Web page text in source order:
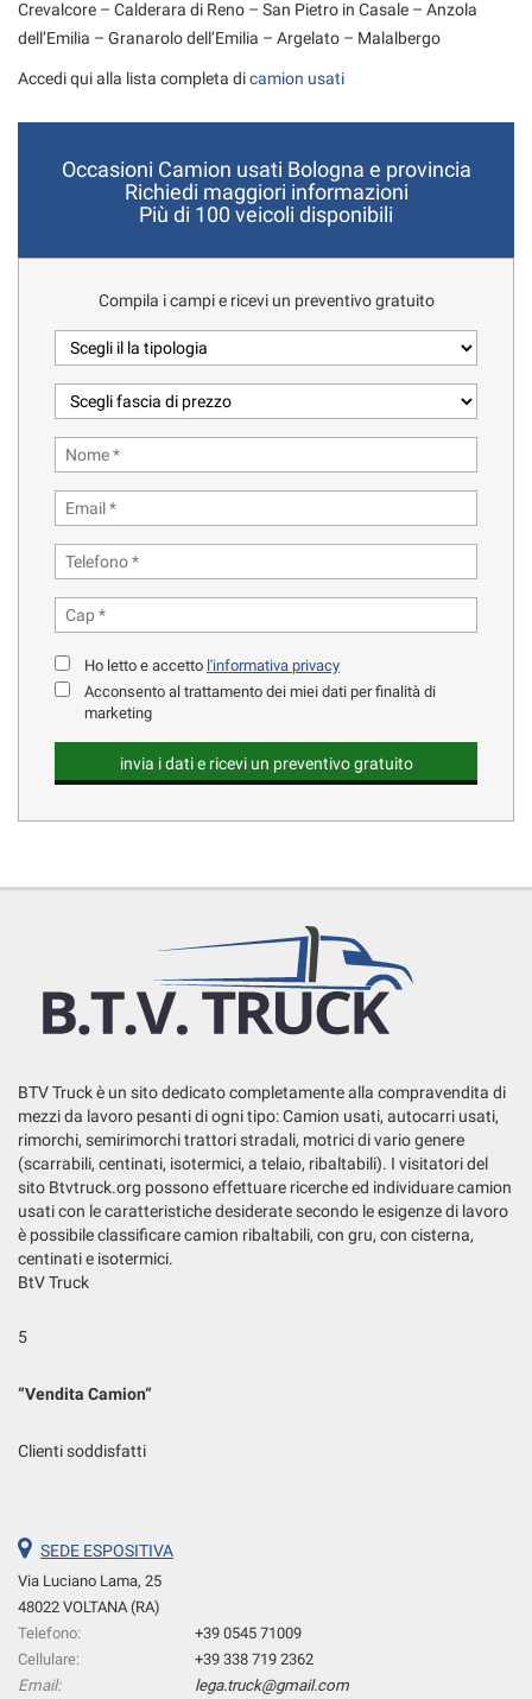
Crevalcore – Calderara di Reno – San Pietro in Casale – Anzola
dell’Emilia – Granarolo dell’Emilia – Argelato – Malalbergo
Accedi qui alla lista completa dicamion usati
Occasioni Camion usati Bologna e provincia
Richiedi maggiori informazioni
Più di 100 veicoli disponibili
Compila i campi e ricevi un preventivo gratuito
Ho letto e accetto l'informativa privacy
Acconsento al trattamento dei miei dati per finalità di
marketing
BTV Truck è un sito dedicato completamente alla compravendita di
mezzi da lavoro pesanti di ogni tipo: Camion usati, autocarri usati,
rimorchi, semirimorchi trattori stradali, motrici di vario genere
(scarrabili, centinati, isotermici, a telaio, ribaltabili). I visitatori del
sito Btvtruck.org possono effettuare ricerche ed individuare camion
usati con le caratteristiche desiderate secondo le esigenze di lavoro
è possibile classificare camion ribaltabili, con gru, con cisterna,
centinati e isotermici.
BtV Truck
5
“Vendita Camion“
Clienti soddisfatti
SEDE ESPOSITIVA
Via Luciano Lama, 25
48022 VOLTANA (RA)
Telefono:
+39 0545 71009
Cellulare:
+39 338 719 2362
Email:
lega.truck@gmail.com